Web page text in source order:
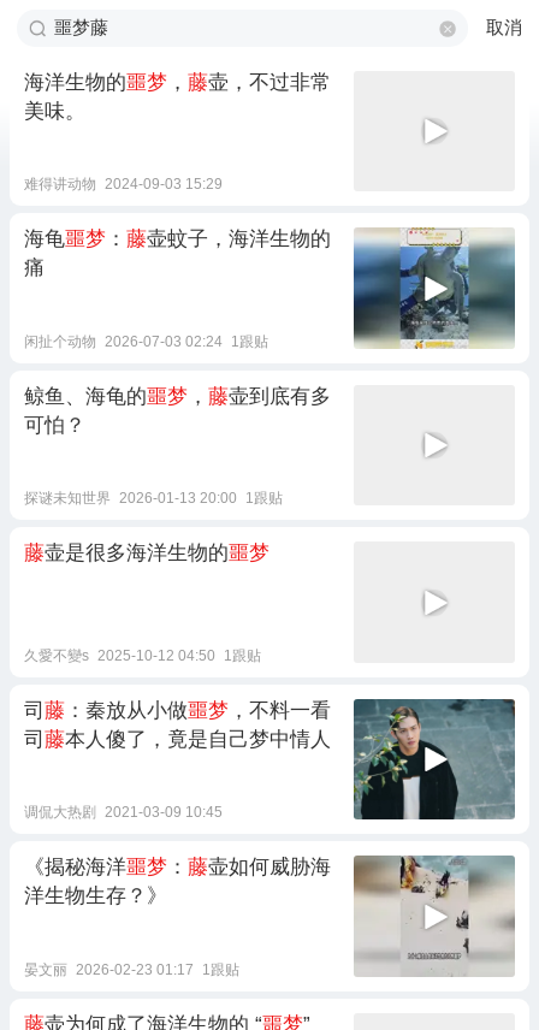
取消
海洋生物的噩梦 ， 藤壶，不过非常
美味。
难得讲动物 2024-09-03 15:29
海龟噩梦 ： 藤壶蚊子，海洋生物的
痛
闲扯个动物 2026-07-03 02:24 1跟贴
鲸鱼、海龟的噩梦 ， 藤壶到底有多
可怕？
探谜未知世界 2026-01-13 20:00 1跟贴
藤壶是很多海洋生物的噩梦
久愛不變s 2025-10-12 04:50 1跟贴
司 藤 ：秦放从小做噩梦 ，不料一看
司 藤本人傻了，竟是自己梦中情人
调侃大热剧 2021-03-09 10:45
《揭秘海洋噩梦 ： 藤壶如何威胁海
洋生物生存？》
晏文丽 2026-02-23 01:17 1跟贴
藤壶为何成了海洋生物的 “噩梦”